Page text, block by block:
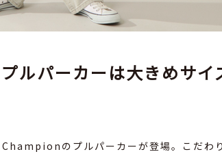
ルパーカーは大きめサイ
のプルパーカーが登場。こだわ